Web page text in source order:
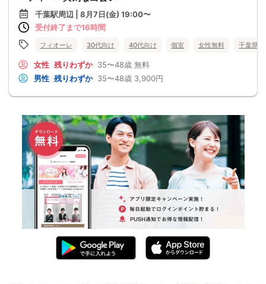
千葉駅周辺 | 8月7日(金) 19:00〜
受付終了まで16時間
フィオーレ 30代向け 40代向け 個室 女性無料 千葉県
女性 残りわずか 35〜48歳 無料
男性 残りわずか 35〜48歳 3,900円